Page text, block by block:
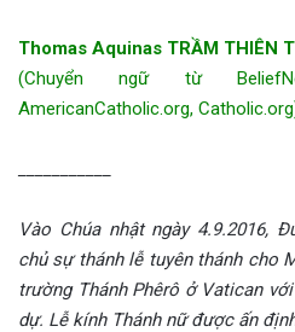
Thomas Aquinas TRẦM THIÊN
(Chuyển ngữ từ
AmericanCatholic.org,
Vào Chúa nhật ngày 4.9.2016,
chủ sự thánh lễ tuyên thánh cho
trường Thánh Phêrô ở Vatican
dự. Lễ kính Thánh nữ được ấn